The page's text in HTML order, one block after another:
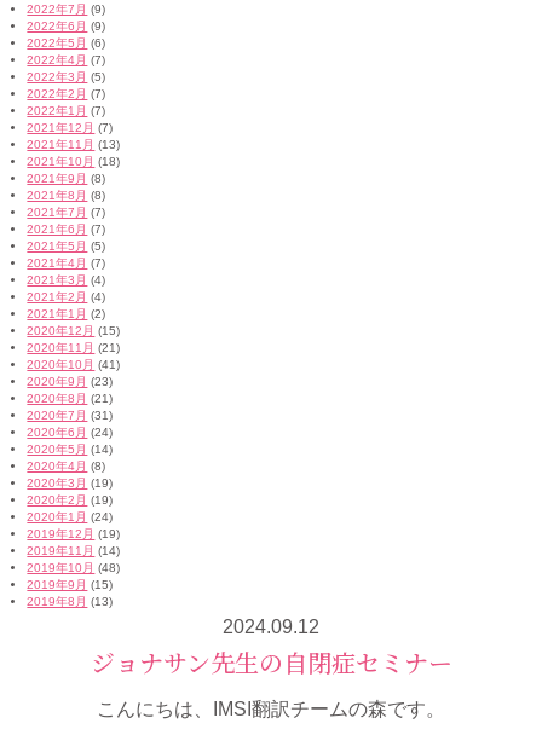
2022年7月 (9)
2022年6月 (9)
2022年5月 (6)
2022年4月 (7)
2022年3月 (5)
2022年2月 (7)
2022年1月 (7)
2021年12月 (7)
2021年11月 (13)
2021年10月 (18)
2021年9月 (8)
2021年8月 (8)
2021年7月 (7)
2021年6月 (7)
2021年5月 (5)
2021年4月 (7)
2021年3月 (4)
2021年2月 (4)
2021年1月 (2)
2020年12月 (15)
2020年11月 (21)
2020年10月 (41)
2020年9月 (23)
2020年8月 (21)
2020年7月 (31)
2020年6月 (24)
2020年5月 (14)
2020年4月 (8)
2020年3月 (19)
2020年2月 (19)
2020年1月 (24)
2019年12月 (19)
2019年11月 (14)
2019年10月 (48)
2019年9月 (15)
2019年8月 (13)
2024.09.12
ジョナサン先生の自閉症セミナー
こんにちは、IMSI翻訳チームの森です。